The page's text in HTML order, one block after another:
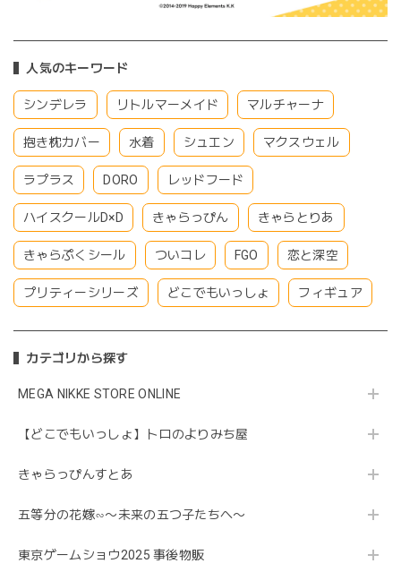
人気のキーワード
シンデレラ リトルマーメイド マルチャーナ
抱き枕カバー 水着 シュエン マクスウェル
ラプラス DORO レッドフード
ハイスクールD×D きゃらっぴん きゃらとりあ
きゃらぷくシール ついコレ FGO 恋と深空
プリティーシリーズ どこでもいっしょ フィギュア
カテゴリから探す
MEGA NIKKE STORE ONLINE
【どこでもいっしょ】トロのよりみち屋
きゃらっぴんすとあ
五等分の花嫁∽〜未来の五つ子たちへ〜
東京ゲームショウ2025 事後物販